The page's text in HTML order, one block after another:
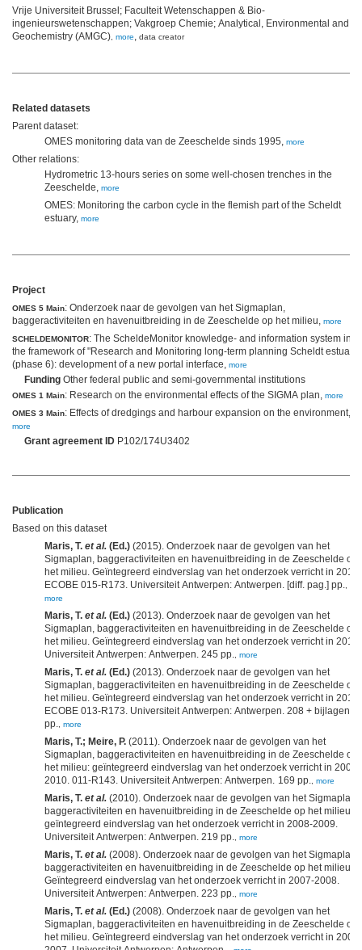
Vrije Universiteit Brussel; Faculteit Wetenschappen & Bio-
ingenieurswetenschappen; Vakgroep Chemie; Analytical, Environmental and
Geochemistry (AMGC) more, data creator
Related datasets
Parent dataset:
OMES monitoring data van de Zeeschelde sinds 1995, more
Other relations:
Hydrometric 13-hours series on some well-chosen trenches in the
Zeeschelde, more
OMES: Monitoring the carbon cycle in the flemish part of the Scheldt
estuary, more
Project
OMES 5 Main: Onderzoek naar de gevolgen van het Sigmaplan,
baggeractiviteiten en havenuitbreiding in de Zeeschelde op het milieu, more
SCHELDEMONITOR: The ScheldeMonitor knowledge- and information system in
the framework of "Research and Monitoring long-term planning Scheldt estuary"
(phase 6): development of a new portal interface, more
Funding Other federal public and semi-governmental institutions
OMES 1 Main: Research on the environmental effects of the SIGMA plan, more
OMES 3 Main: Effects of dredgings and harbour expansion on the environment,
more
Grant agreement ID P102/174U3402
Publication
Based on this dataset
Maris, T. et al. (Ed.) (2015). Onderzoek naar de gevolgen van het
Sigmaplan, baggeractiviteiten en havenuitbreiding in de Zeeschelde op
het milieu. Geïntegreerd eindverslag van het onderzoek verricht in 2013.
ECOBE 015-R173. Universiteit Antwerpen: Antwerpen. [diff. pag.] pp.
more
Maris, T. et al. (Ed.) (2013). Onderzoek naar de gevolgen van het
Sigmaplan, baggeractiviteiten en havenuitbreiding in de Zeeschelde op
het milieu. Geïntegreerd eindverslag van het onderzoek verricht in 2011.
Universiteit Antwerpen: Antwerpen. 245 pp. more
Maris, T. et al. (Ed.) (2013). Onderzoek naar de gevolgen van het
Sigmaplan, baggeractiviteiten en havenuitbreiding in de Zeeschelde op
het milieu. Geïntegreerd eindverslag van het onderzoek verricht in 2012.
ECOBE 013-R173. Universiteit Antwerpen: Antwerpen. 208 + bijlagen
pp. more
Maris, T.; Meire, P. (2011). Onderzoek naar de gevolgen van het
Sigmaplan, baggeractiviteiten en havenuitbreiding in de Zeeschelde op
het milieu: geïntegreerd eindverslag van het onderzoek verricht in 2009-
2010. 011-R143. Universiteit Antwerpen: Antwerpen. 169 pp. more
Maris, T. et al. (2010). Onderzoek naar de gevolgen van het Sigmaplan,
baggeractiviteiten en havenuitbreiding in de Zeeschelde op het milieu:
geïntegreerd eindverslag van het onderzoek verricht in 2008-2009.
Universiteit Antwerpen: Antwerpen. 219 pp. more
Maris, T. et al. (2008). Onderzoek naar de gevolgen van het Sigmaplan,
baggeractiviteiten en havenuitbreiding in de Zeeschelde op het milieu.
Geïntegreerd eindverslag van het onderzoek verricht in 2007-2008.
Universiteit Antwerpen: Antwerpen. 223 pp. more
Maris, T. et al. (Ed.) (2008). Onderzoek naar de gevolgen van het
Sigmaplan, baggeractiviteiten en havenuitbreiding in de Zeeschelde op
het milieu. Geïntegreerd eindverslag van het onderzoek verricht in 2006-